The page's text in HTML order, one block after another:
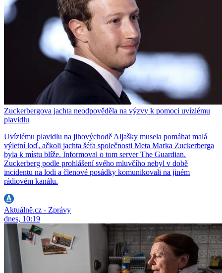
Zuckerbergova jachta neodpověděla na výzvy k pomoci uvízlému
plavidlu
Uvízlému plavidlu na jihovýchodě Aljašky musela pomáhat malá
výletní loď, ačkoli jachta šéfa společnosti Meta Marka Zuckerberga
byla k místu blíže. Informoval o tom server The Guardian.
Zuckerberg podle prohlášení svého mluvčího nebyl v době
incidentu na lodi a členové posádky komunikovali na jiném
rádiovém kanálu.
Aktuálně.cz - Zprávy
dnes, 10:19